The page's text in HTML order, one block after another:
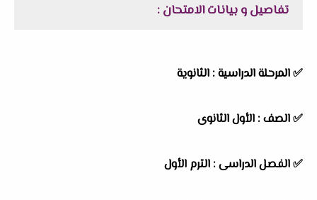
تفاصيل و بيانات الامتحان :
✅المرحلة الدراسية : الثانوية
✅الصف : الأول الثانوى
✅الفصل الدراسى : الترم الأول